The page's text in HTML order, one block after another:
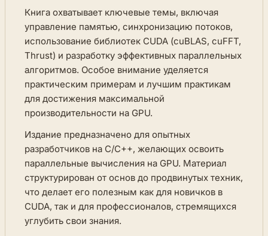
Книга охватывает ключевые темы, включая
управление памятью, синхронизацию потоков,
использование библиотек CUDA (cuBLAS, cuFFT,
Thrust) и разработку эффективных параллельных
алгоритмов. Особое внимание уделяется
практическим примерам и лучшим практикам
для достижения максимальной
производительности на GPU.
Издание предназначено для опытных
разработчиков на C/C++, желающих освоить
параллельные вычисления на GPU. Материал
структурирован от основ до продвинутых техник,
что делает его полезным как для новичков в
CUDA, так и для профессионалов, стремящихся
углубить свои знания.